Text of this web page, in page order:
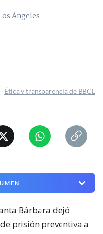
Ángeles
Ética y transparencia de BBCL
Bárbara dejó
prisión preventiva a